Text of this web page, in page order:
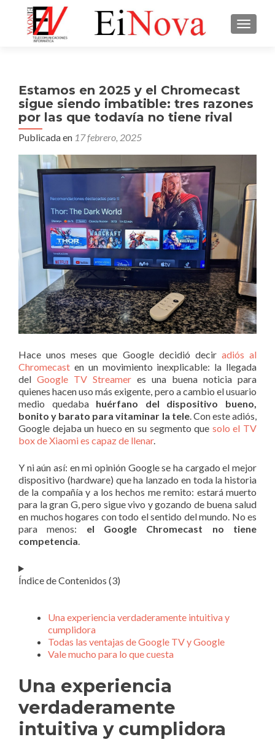
Estamos en 2025 y el Chromecast
sigue siendo imbatible: tres razones
por las que todavía no tiene rival
Publicada en 17 febrero, 2025
Hace unos meses que Google decidió decir adiós al
Chromecast en un movimiento inexplicable: la llegada
del Google TV Streamer es una buena noticia para
quienes hacen uso más exigente, pero a cambio el usuario
medio quedaba huérfano del dispositivo bueno,
bonito y barato para vitaminar la tele. Con este adiós,
Google dejaba un hueco en su segmento que solo el TV
box de Xiaomi es capaz de llenar.
Y ni aún así: en mi opinión Google se ha cargado el mejor
dispositivo (hardware) que ha lanzado en toda la historia
de la compañía y a los hechos me remito: estará muerto
para la gran G, pero sigue vivo y gozando de buena salud
en muchos hogares con todo el sentido del mundo. No es
para menos: el Google Chromecast no tiene
competencia.
Índice de Contenidos (3)
Una experiencia verdaderamente intuitiva y
cumplidora
Todas las ventajas de Google TV y Google
Vale mucho para lo que cuesta
Una experiencia
verdaderamente
intuitiva y cumplidora